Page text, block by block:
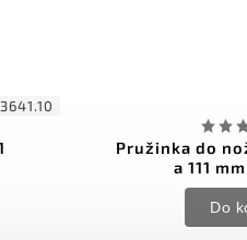
Pružinka do
a 111
Do